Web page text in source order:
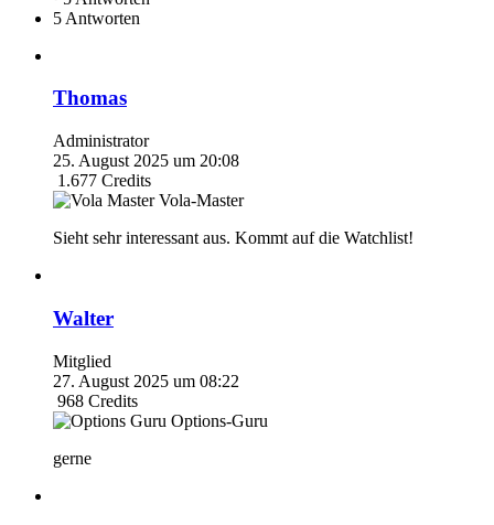
5 Antworten
Thomas
Administrator
25. August 2025 um 20:08
1.677 Credits
Vola-Master
Sieht sehr interessant aus. Kommt auf die Watchlist!
Walter
Mitglied
27. August 2025 um 08:22
968 Credits
Options-Guru
gerne